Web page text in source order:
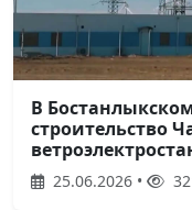
В
строительство
25.06.2026 •